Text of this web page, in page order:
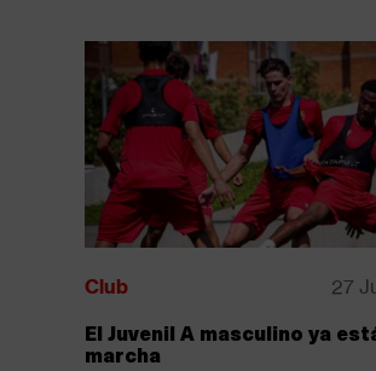
Club 27
El Juvenil A masculino ya
marcha